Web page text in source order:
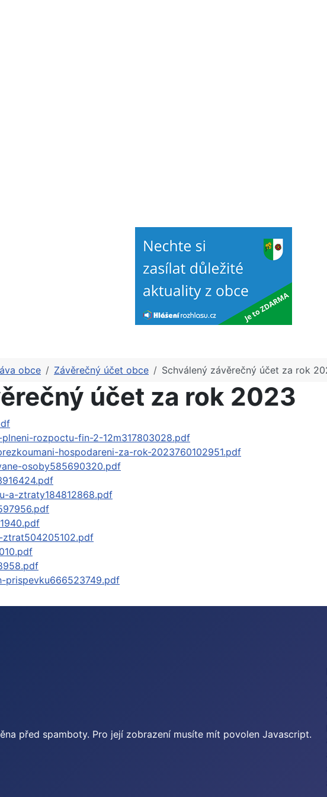
obce Závěrečný účet obce Schválený závěrečný účet za rok
účet za rok 2023
rozpoctu-fin-2-12m317803028.pdf
hospodareni-za-rok-2023760102951.pdf
osoby585690320.pdf
a-ztraty184812868.pdf
prispevku666523749.pdf
před spamboty. Pro její zobrazení musíte mít povolen Javascript.